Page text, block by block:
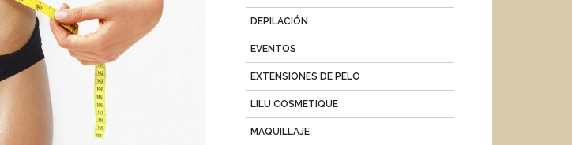
DEPILACIÓN
EVENTOS
EXTENSIONES DE PELO
LILU COSMETIQUE
MAQUILLAJE